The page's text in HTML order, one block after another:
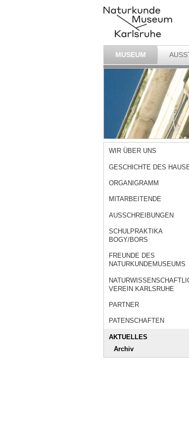
MUSEUM
WIR ÜBER UNS
GESCHICHTE DES
ORGANIGRAMM
MITARBEITENDE
AUSSCHREIBUNGEN
SCHULPRAKTIKA
BOGY/BORS
FREUNDE DES
NATURKUNDEMUSEUMS
VEREIN KARLSRUHE
PARTNER
PATENSCHAFTEN
AKTUELLES
Archiv